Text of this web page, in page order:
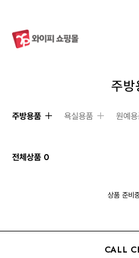
주
주방용품 욕실용품 원예
전체상품 0
상품 준비
CALL